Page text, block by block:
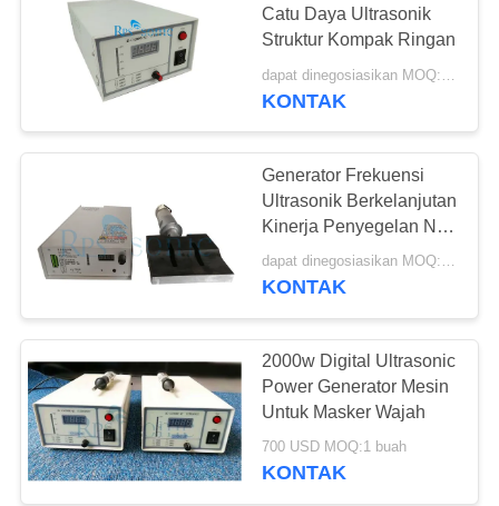
Catu Daya Ultrasonik
Struktur Kompak Ringan
dapat dinegosiasikan MOQ:1pcs
KONTAK
Generator Frekuensi
Ultrasonik Berkelanjutan
Kinerja Penyegelan Non
Woven Stabil
dapat dinegosiasikan MOQ:1pcs
KONTAK
2000w Digital Ultrasonic
Power Generator Mesin
Untuk Masker Wajah
700 USD MOQ:1 buah
KONTAK